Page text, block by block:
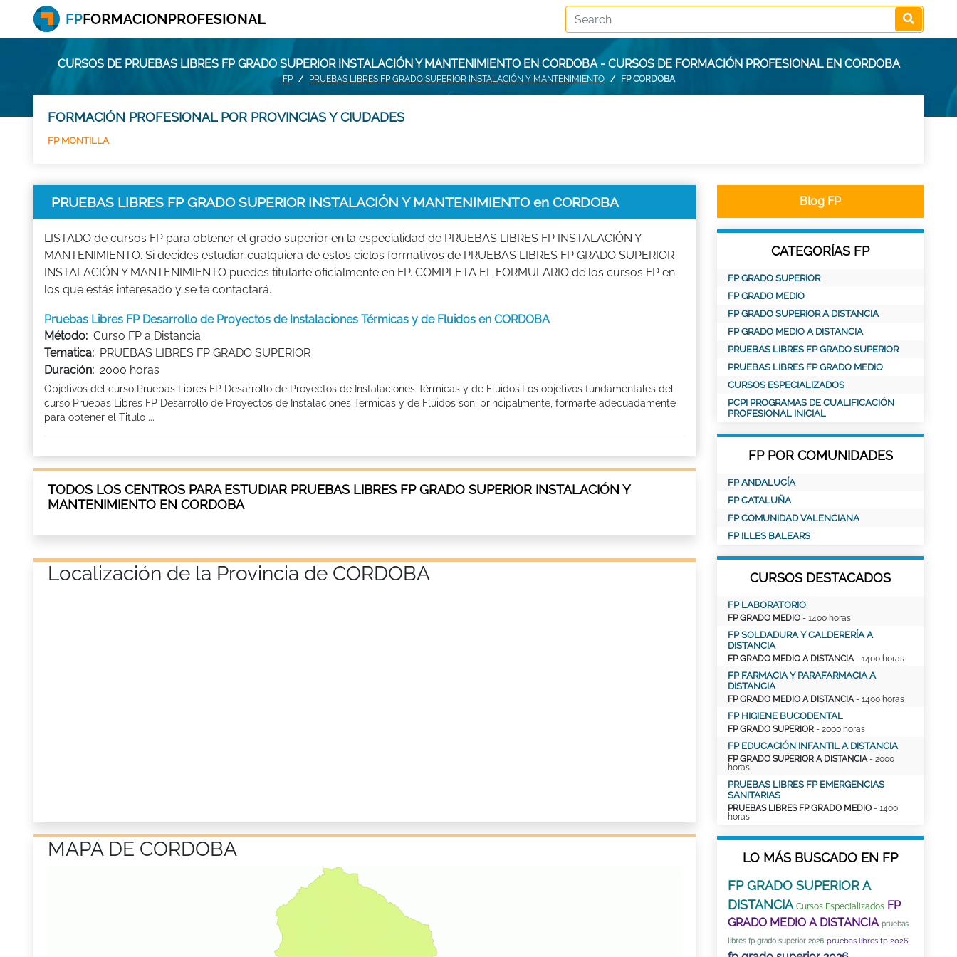
CURSOS DE PRUEBAS LIBRES FP GRADO SUPERIOR INSTALACIÓN Y MANTENIMIENTO EN CORDOBA - CURSOS DE FORMACIÓN PROFESIONAL EN CORDOBA
FP PRUEBAS LIBRES FP GRADO SUPERIOR INSTALACIÓN Y MANTENIMIENTO FP CORDOBA
FORMACIÓN PROFESIONAL POR PROVINCIAS Y CIUDADES
FP MONTILLA
PRUEBAS LIBRES FP GRADO SUPERIOR INSTALACIÓN Y MANTENIMIENTO en CORDOBA
LISTADO de cursos FP para obtener el grado superior en la especialidad de PRUEBAS LIBRES FP INSTALACIÓN Y
MANTENIMIENTO. Si decides estudiar cualquiera de estos ciclos formativos de PRUEBAS LIBRES FP GRADO SUPERIOR
INSTALACIÓN Y MANTENIMIENTO puedes titularte oficialmente en FP. COMPLETA EL FORMULARIO de los cursos FP en
los que estás interesado y se te contactará.
Pruebas Libres FP Desarrollo de Proyectos de Instalaciones Térmicas y de Fluidos en CORDOBA
Método: Curso FP a Distancia
Tematica: PRUEBAS LIBRES FP GRADO SUPERIOR
Duración: 2000 horas
Objetivos del curso Pruebas Libres FP Desarrollo de Proyectos de Instalaciones Térmicas y de Fluidos:Los objetivos fundamentales del
curso Pruebas Libres FP Desarrollo de Proyectos de Instalaciones Térmicas y de Fluidos son, principalmente, formarte adecuadamente
para obtener el Titulo ...
TODOS LOS CENTROS PARA ESTUDIAR PRUEBAS LIBRES FP GRADO SUPERIOR INSTALACIÓN Y
MANTENIMIENTO EN CORDOBA
Localización de la Provincia de CORDOBA
MAPA DE CORDOBA
Blog FP
CATEGORÍAS FP
FP GRADO SUPERIOR
FP GRADO MEDIO
FP GRADO SUPERIOR A DISTANCIA
FP GRADO MEDIO A DISTANCIA
PRUEBAS LIBRES FP GRADO SUPERIOR
PRUEBAS LIBRES FP GRADO MEDIO
CURSOS ESPECIALIZADOS
PCPI PROGRAMAS DE CUALIFICACIÓN
PROFESIONAL INICIAL
FP POR COMUNIDADES
FP ANDALUCÍA
FP CATALUÑA
FP COMUNIDAD VALENCIANA
FP ILLES BALEARS
CURSOS DESTACADOS
FP LABORATORIO
FP GRADO MEDIO - 1400 horas
FP SOLDADURA Y CALDERERÍA A
DISTANCIA
FP GRADO MEDIO A DISTANCIA- 1400 horas
FP FARMACIA Y PARAFARMACIA A
DISTANCIA
FP GRADO MEDIO A DISTANCIA- 1400 horas
FP HIGIENE BUCODENTAL
FP GRADO SUPERIOR - 2000 horas
FP EDUCACIÓN INFANTIL A DISTANCIA
FP GRADO SUPERIOR A DISTANCIA- 2000
horas
PRUEBAS LIBRES FP EMERGENCIAS
SANITARIAS
PRUEBAS LIBRES FP GRADO MEDIO - 1400
horas
LO MÁS BUSCADO EN FP
FP GRADO SUPERIOR A
DISTANCIA Cursos Especializados FP
GRADO MEDIO A DISTANCIA pruebas
libres fp grado superior 2026 pruebas libres fp 2026